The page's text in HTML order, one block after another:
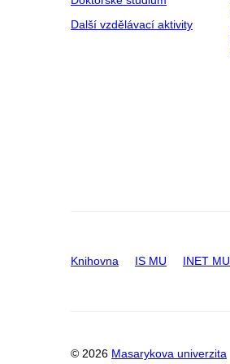
Další vzdělávací aktivity
Knihovna IS MU INET MU
© 2026 Masarykova univerzita